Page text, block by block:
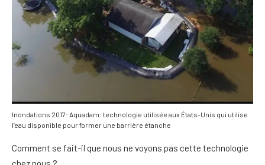
Inondations 2017: Aquadam: technologie utilisée aux États-Unis qui utilise
l’eau disponible pour former une barrière étanche
Comment se fait-il que nous ne voyons pas cette technologie